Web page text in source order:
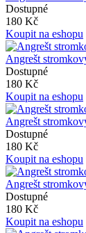
Dostupné
180 Kč
Koupit na eshopu
Angrešt
Dostupné
180 Kč
Koupit na eshopu
Angrešt
Dostupné
180 Kč
Koupit na eshopu
Angrešt
Dostupné
180 Kč
Koupit na eshopu